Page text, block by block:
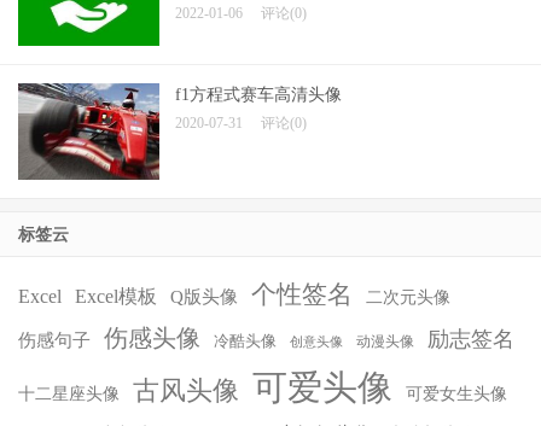
2022-01-06 评论(0)
f1方程式赛车高清头像
2020-07-31 评论(0)
标签云
Excel Excel模板 Q版头像 个性签名 二次元头像
伤感句子 伤感头像 冷酷头像 创意头像 动漫头像 励志签名
十二星座头像 古风头像 可爱头像 可爱女生头像